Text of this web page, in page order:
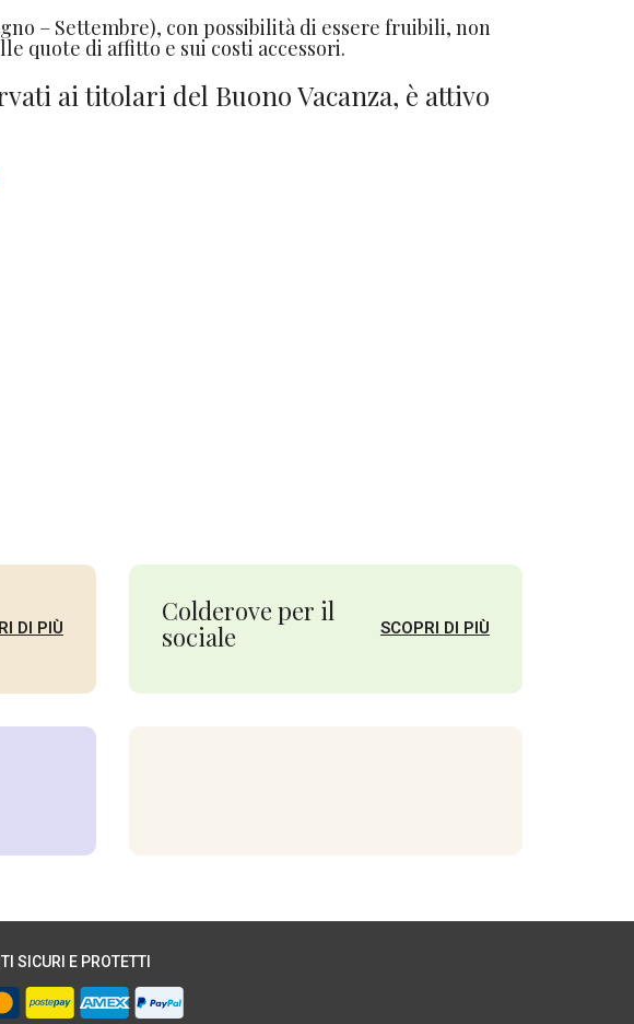
– Settembre), con possibilità di essere fruibili, non
quote di affitto e sui costi accessori.
ai titolari del Buono Vacanza, è attivo
DI PIÙ
Colderove per il
sociale
SCOPRI DI PIÙ
SICURI E PROTETTI